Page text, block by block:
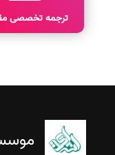
ترجمه تخصصی